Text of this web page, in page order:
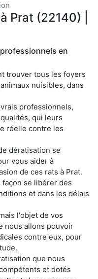
Prat (22140) |
en
trouver tous les foyers
nuisibles, dans
professionnels,
qui leurs
réelle contre les
dératisation se
vous aider à
de ces rats à Prat.
se libérer des
et dans les délais
l'objet de vos
nous allons pouvoir
contre eux, pour
que nous
et dotés